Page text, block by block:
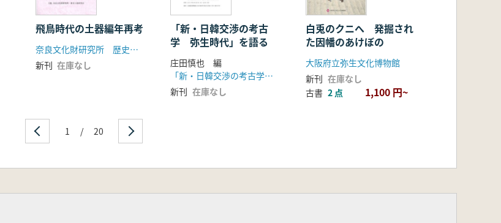
飛鳥時代の土器編年再考
奈良文化財研究所 歴史土器研究会
新刊 在庫なし
「新・日韓交渉の考古
学 弥生時代」を語る
庄田慎也 編
「新・日韓交渉の考古学 弥生時代」研究会
新刊 在庫なし
白兎のクニへ 発掘され
た因幡のあけぼの
大阪府立弥生文化博物館
新刊 在庫なし
古書 2 点 1,100 円~
1 / 20